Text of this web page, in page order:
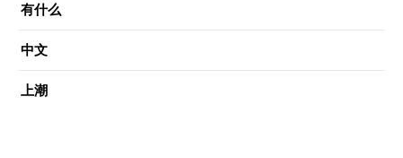
有什么
中文
上潮